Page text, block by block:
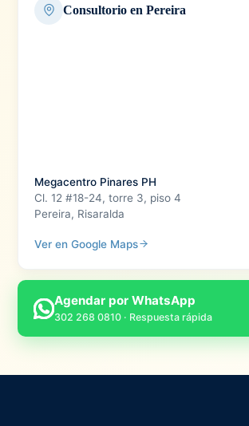
Consultorio en Pereira
Megacentro Pinares PH
Cl. 12 #18-24, torre 3, piso 4
Pereira, Risaralda
Ver en Google Maps
Agendar por WhatsApp
302 268 0810 · Respuesta rápida